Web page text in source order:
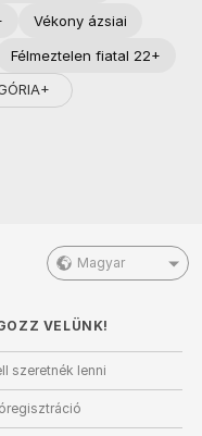
Vékony ázsiai
Félmeztelen fiatal 22+
Magyar
VELÜNK!
szeretnék lenni